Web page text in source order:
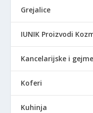
Grejalice
IUNIK Proizvodi
Kancelarijske i
Koferi
Kuhinja